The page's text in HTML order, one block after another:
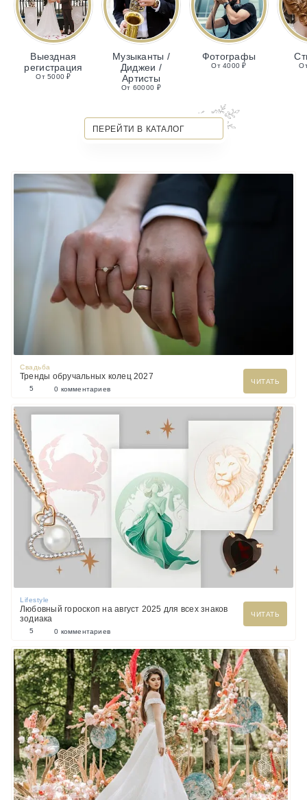
Выездная
регистрация
От 5000 ₽
Музыканты /
Диджеи /
Артисты
От 60000 ₽
Фотографы
От 4000 ₽
ПЕРЕЙТИ В КАТАЛОГ
Свадьба
Тренды обручальных колец 2027
ЧИТАТЬ
5
0 комментариев
Lifestyle
Любовный гороскоп на август 2025 для всех знаков
зодиака
ЧИТАТЬ
5 0 комментариев